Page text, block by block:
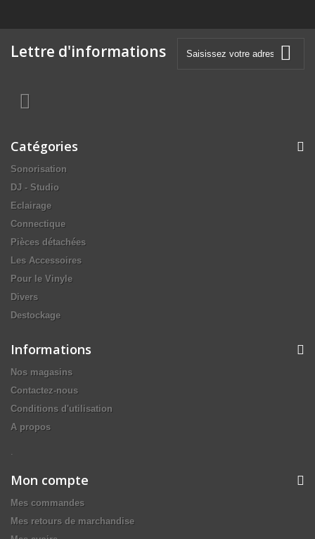
Lettre d'informations
Catégories
Sonorisation
DJ - Studio
Eclairage
Connectique
Pièces détachées
Les Accessoires
Pour le Vinyle
Divers
Destockage
Informations
Nos magasins
Contactez-nous
Conditions d'utilisation
A propos
.
Mon compte
Mes commandes
Mes retours de marchandise